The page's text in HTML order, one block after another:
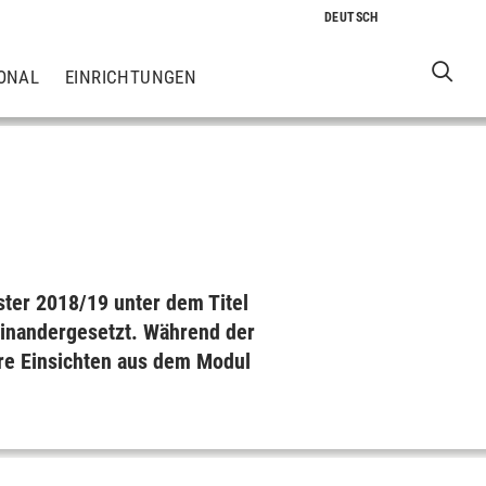
EINRICHTUNGEN
2018/​​19 un­ter dem Ti­tel
Während der
Ein­sich­ten aus dem Mo­dul